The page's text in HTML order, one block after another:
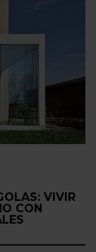
VIVIR
CON